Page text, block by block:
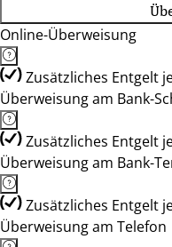
Online-Überweisung
Zusätzliches Entgelt
Überweisung am Bank-
Zusätzliches Entgelt
Überweisung am Bank-
Zusätzliches Entgelt
Überweisung am Telefon